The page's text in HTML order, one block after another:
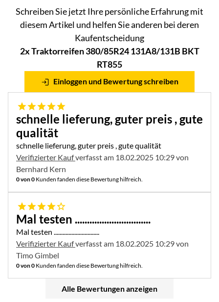
Schreiben Sie jetzt Ihre persönliche Erfahrung mit
diesem Artikel und helfen Sie anderen bei deren
Kaufentscheidung
2x Traktorreifen 380/85R24 131A8/131B BKT
RT855
Einloggen und Bewertung schreiben
5 von 5
schnelle lieferung, guter preis , gute
qualität
schnelle lieferung, guter preis , gute qualität
Verifizierter Kaufverfasst am 18.02.2025 10:29 von
Bernhard Kern
0 von 0 Kunden fanden diese Bewertung hilfreich.
4 von 5
Mal testen ...............................
Mal testen ...............................
Verifizierter Kaufverfasst am 18.02.2025 10:29 von
Timo Gimbel
0 von 0 Kunden fanden diese Bewertung hilfreich.
Alle Bewertungen anzeigen